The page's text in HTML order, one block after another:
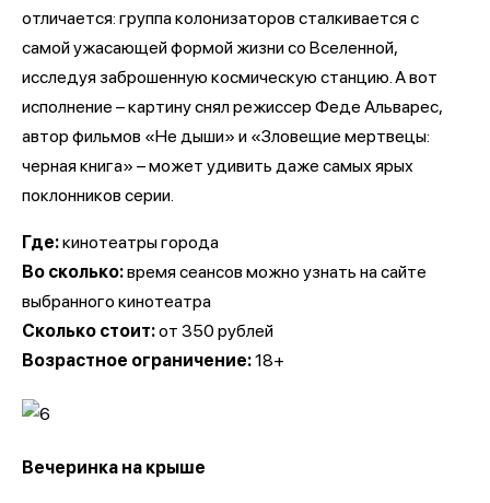
отличается: группа колонизаторов сталкивается с
самой ужасающей формой жизни со Вселенной,
исследуя заброшенную космическую станцию. А вот
исполнение – картину снял режиссер Феде Альварес,
автор фильмов «Не дыши» и «Зловещие мертвецы:
черная книга» – может удивить даже самых ярых
поклонников серии.
Где:кинотеатры города
Во сколько:время сеансов можно узнать на сайте
выбранного кинотеатра
Сколько стоит:от 350 рублей
Возрастное ограничение:18+
Вечеринка на крыше